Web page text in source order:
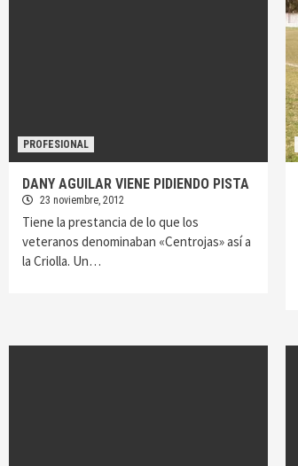
PROFESIONAL
DANY AGUILAR VIENE PIDIENDO PISTA
23 noviembre, 2012
Tiene la prestancia de lo que los
veteranos denominaban «Centrojas» así a
la Criolla. Un…